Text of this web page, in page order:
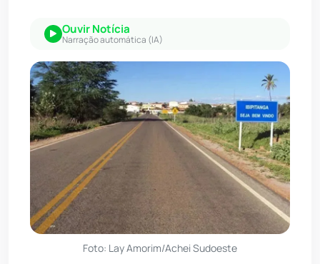
Ouvir Notícia
Narração automática (IA)
Foto: Lay Amorim/Achei Sudoeste